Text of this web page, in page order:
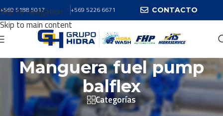
Skip to navigation
Skip to main content
+569 5188 5017 +569 5226 6671 CONTACTO
Manguera fuel pump
balflex
Categorías
Inicio
Productos